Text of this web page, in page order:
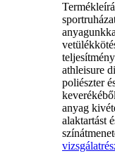
athleisure
poliészter
anyag
alaktartást
vizsgálat